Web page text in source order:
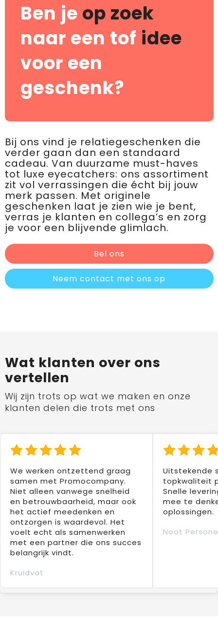
Ben je op zoek
naar een tof idee
voor een
geschenk?
Bij ons vind je relatiegeschenken die
verder gaan dan een standaard
cadeau. Van duurzame must-haves
tot luxe eyecatchers: ons assortiment
zit vol verrassingen die écht bij jouw
merk passen. Met originele
geschenken laat je zien wie je bent,
verras je klanten en collega’s en zorg
je voor een blijvende glimlach.
Bel ons
Neem contact met ons op
Wat klanten over ons
vertellen
Wij zijn trots op wat we maken en onze
klanten delen die trots met ons
We werken ontzettend graag
samen met Promocompany.
Niet alleen vanwege snelheid
en betrouwbaarheid, maar ook
het actief meedenken en
ontzorgen is waardevol. Het
voelt echt als samenwerken
met een partner die ons succes
belangrijk vindt.
Kruidvat
Uitstekende
topkwaliteit
Snelle
mee te
oplossingen.
Noot